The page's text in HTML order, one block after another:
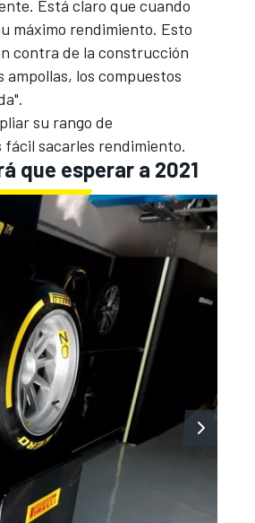
Está claro que cuando
máximo rendimiento. Esto
contra de la construcción
los compuestos
su rango de
sacarles rendimiento.
que esperar a 2021